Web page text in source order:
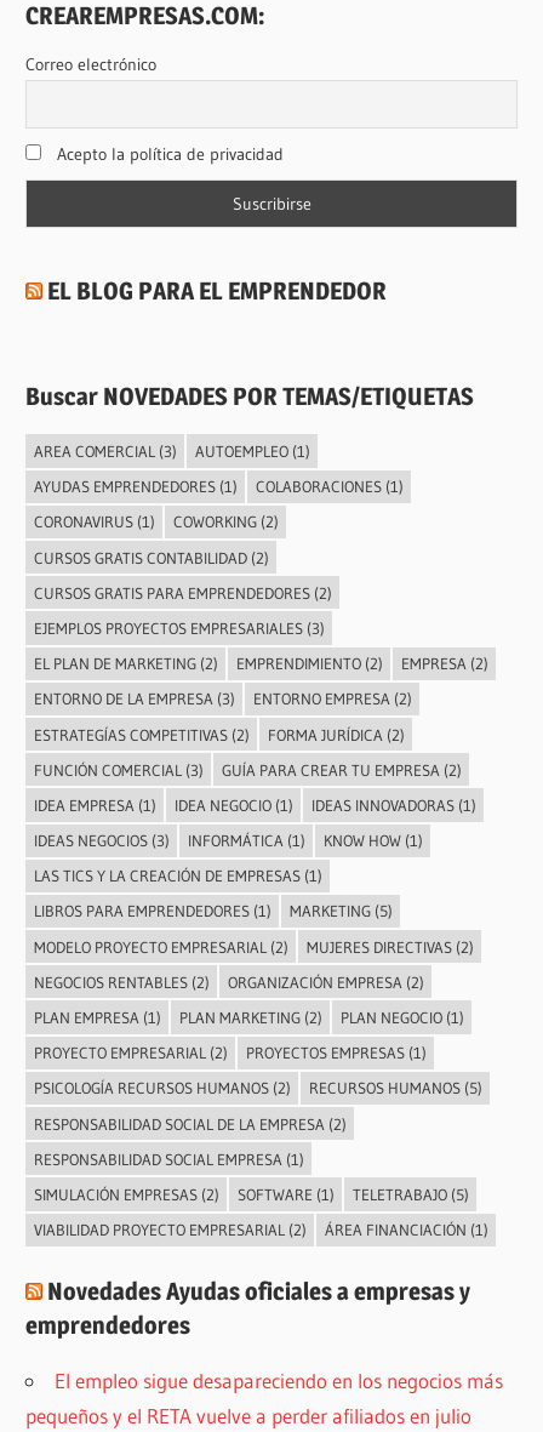
CREAREMPRESAS.COM:
Correo electrónico
Acepto la política de privacidad
EL BLOG PARA EL EMPRENDEDOR
Buscar NOVEDADES POR TEMAS/ETIQUETAS
AREA COMERCIAL (3) AUTOEMPLEO(1)
AYUDAS EMPRENDEDORES(1) COLABORACIONES(1)
CORONAVIRUS(1) COWORKING(2)
CURSOS GRATIS CONTABILIDAD(2)
CURSOS GRATIS PARA EMPRENDEDORES(2)
EJEMPLOS PROYECTOS EMPRESARIALES(3)
EL PLAN DE MARKETING(2) EMPRENDIMIENTO(2) EMPRESA (2)
ENTORNO DE LA EMPRESA(3) ENTORNO EMPRESA(2)
ESTRATEGÍAS COMPETITIVAS(2) FORMA JURÍDICA (2)
FUNCIÓN COMERCIAL (3) GUÍA PARA CREAR TU EMPRESA (2)
IDEA EMPRESA (1) IDEA NEGOCIO(1) IDEAS INNOVADORAS(1)
IDEAS NEGOCIOS(3) INFORMÁTICA (1) KNOW HOW(1)
LAS TICS Y LA CREACIÓN DE EMPRESAS(1)
LIBROS PARA EMPRENDEDORES(1) MARKETING(5)
MODELO PROYECTO EMPRESARIAL (2) MUJERES DIRECTIVAS(2)
NEGOCIOS RENTABLES(2) ORGANIZACIÓN EMPRESA (2)
PLAN EMPRESA (1) PLAN MARKETING(2) PLAN NEGOCIO(1)
PROYECTO EMPRESARIAL(2) PROYECTOS EMPRESAS(1)
PSICOLOGÍA RECURSOS HUMANOS(2) RECURSOS HUMANOS(5)
RESPONSABILIDAD SOCIAL DE LA EMPRESA (2)
RESPONSABILIDAD SOCIAL EMPRESA (1)
SIMULACIÓN EMPRESAS(2) SOFTWARE (1) TELETRABAJO(5)
VIABILIDAD PROYECTO EMPRESARIAL (2) ÁREA FINANCIACIÓN (1)
Novedades Ayudas oficiales a empresas y
emprendedores
El empleo sigue desapareciendo en los negocios más
pequeños y el RETA vuelve a perder afiliados en julio